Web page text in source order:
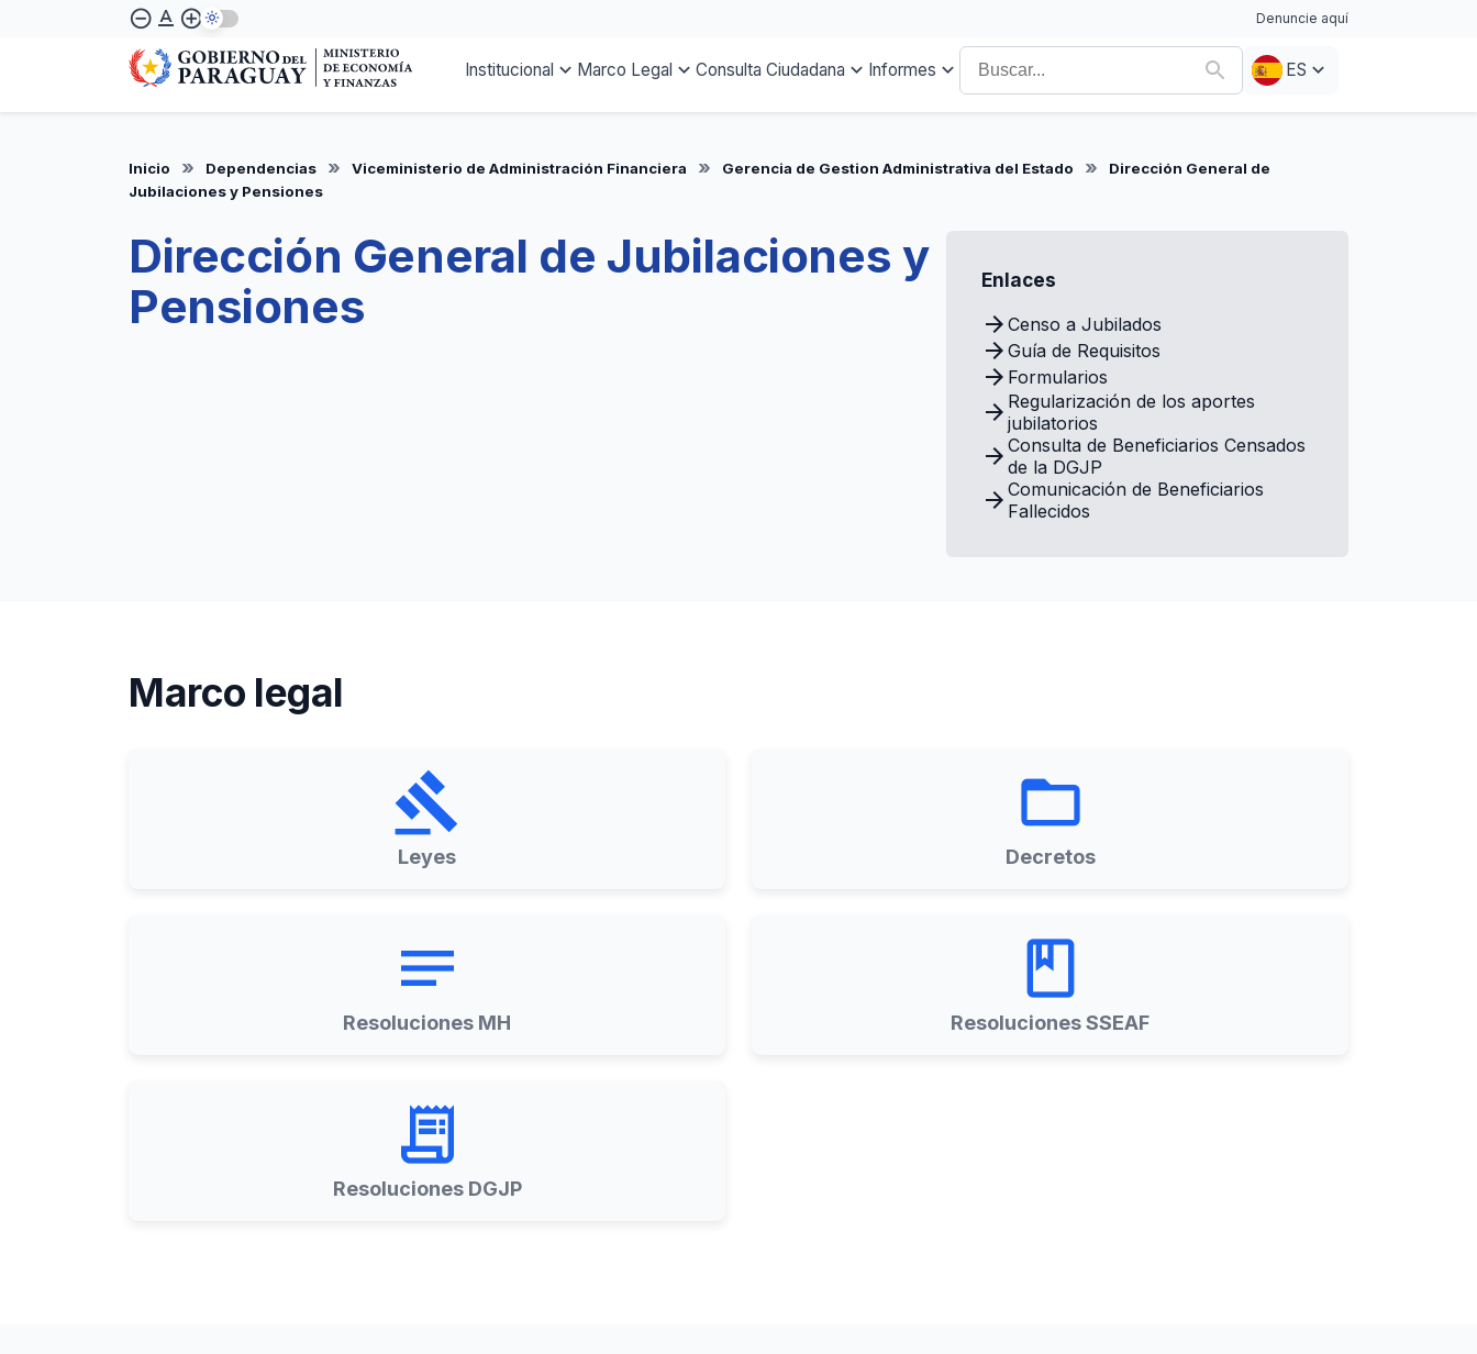
remove_circle_outline text_format add_circle_outline Denuncie aquí
Institucional Marco Legal Consulta Ciudadana Informes ES
Inicio Dependencias Viceministerio de Administración Financiera Gerencia de Gestion Administrativa del Estado
Dirección General de
Jubilaciones y Pensiones
Dirección General de Jubilaciones y
Pensiones
Enlaces
Censo a Jubilados
Guía de Requisitos
Formularios
Regularización de los aportes
jubilatorios
Consulta de Beneficiarios Censados
de la DGJP
Comunicación de Beneficiarios
Fallecidos
Marco legal
gavel
Leyes
folder_open
Decretos
notes
Resoluciones MH
book
Resoluciones SSEAF
receipt_long
Resoluciones DGJP